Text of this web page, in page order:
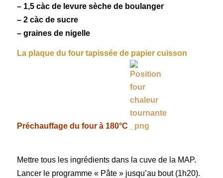
– 1,5 càc de levure sèche de boulanger
– 2 càc de sucre
– graines de nigelle
La plaque du four tapissée de papier cuisson
Préchauffage du four à 180°C
Mettre tous les ingrédients dans la cuve de la MAP.
Lancer le programme « Pâte » jusqu’au bout (1h20).